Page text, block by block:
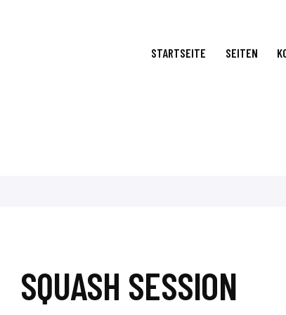
STARTSEITE SEITEN
SQUASH SESSION